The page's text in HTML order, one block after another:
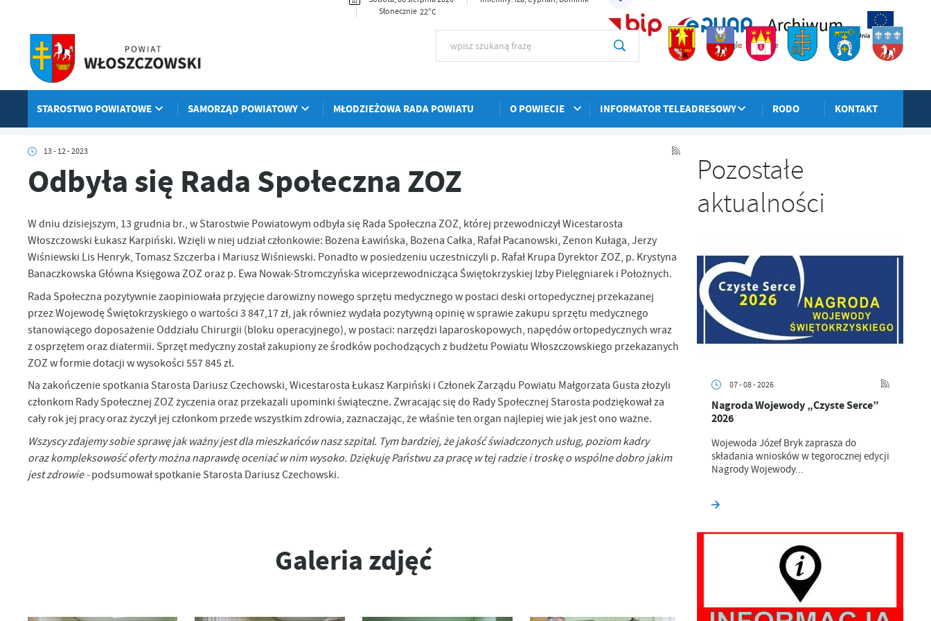
Słonecznie 22°C
STAROSTWO POWIATOWE SAMORZĄD POWIATOWY MŁODZIEŻOWA RADA POWIATU O POWIECIE INFORMATOR TELEADRESOWY RODO KONTAKT
13 - 12 - 2023
Odbyła się Rada Społeczna ZOZ
W dniu dzisiejszym, 13 grudnia br., w Starostwie Powiatowym odbyła się Rada Społeczna ZOZ, której przewodniczył Wicestarosta
Włoszczowski Łukasz Karpiński. Wzięli w niej udział członkowie: Bożena Ławińska, Bożena Całka, Rafał Pacanowski, Zenon Kułaga, Jerzy
Wiśniewski Lis Henryk, Tomasz Szczerba i Mariusz Wiśniewski. Ponadto w posiedzeniu uczestniczyli p. Rafał Krupa Dyrektor ZOZ, p. Krystyna
Banaczkowska Główna Księgowa ZOZ oraz p. Ewa Nowak-Stromczyńska wiceprzewodnicząca Świętokrzyskiej Izby Pielęgniarek i Położnych.
Rada Społeczna pozytywnie zaopiniowała przyjęcie darowizny nowego sprzętu medycznego w postaci deski ortopedycznej przekazanej
przez Wojewodę Świętokrzyskiego o wartości 3 847,17 zł, jak również wydała pozytywną opinię w sprawie zakupu sprzętu medycznego
stanowiącego doposażenie Oddziału Chirurgii (bloku operacyjnego), w postaci: narzędzi laparoskopowych, napędów ortopedycznych wraz
z osprzętem oraz diatermii. Sprzęt medyczny został zakupiony ze środków pochodzących z budżetu Powiatu Włoszczowskiego przekazanych
ZOZ w formie dotacji w wysokości 557 845 zł.
Na zakończenie spotkania Starosta Dariusz Czechowski, Wicestarosta Łukasz Karpiński i Członek Zarządu Powiatu Małgorzata Gusta złożyli
członkom Rady Społecznej ZOZ życzenia oraz przekazali upominki świąteczne. Zwracając się do Rady Społecznej Starosta podziękował za
cały rok jej pracy oraz życzył jej członkom przede wszystkim zdrowia, zaznaczając, że właśnie ten organ najlepiej wie jak jest ono ważne.
Wszyscy zdajemy sobie sprawę jak ważny jest dla mieszkańców nasz szpital. Tym bardziej, że jakość świadczonych usług, poziom kadry
oraz kompleksowość oferty można naprawdę oceniać w nim wysoko. Dziękuję Państwu za pracę w tej radzie i troskę o wspólne dobro jakim
jest zdrowie -podsumował spotkanie Starosta Dariusz Czechowski.
Galeria zdjęć
Pozostałe
aktualności
07 - 08 - 2026
Nagroda Wojewody „Czyste Serce”
2026
Wojewoda Józef Bryk zaprasza do
składania wniosków w tegorocznej edycji
Nagrody Wojewody...